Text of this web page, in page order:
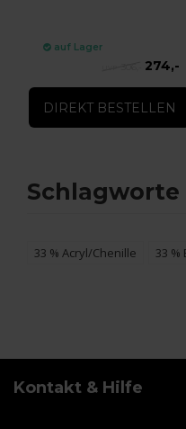
auf Lager
274,-
DIREKT BESTELLEN
Schlagworte
33 % Acryl/Chenille 33 %
Kontakt & Hilfe